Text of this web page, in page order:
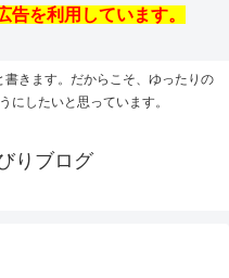
告を利用しています。
きます。だからこそ、ゆったりの
にしたいと思っています。
りブログ